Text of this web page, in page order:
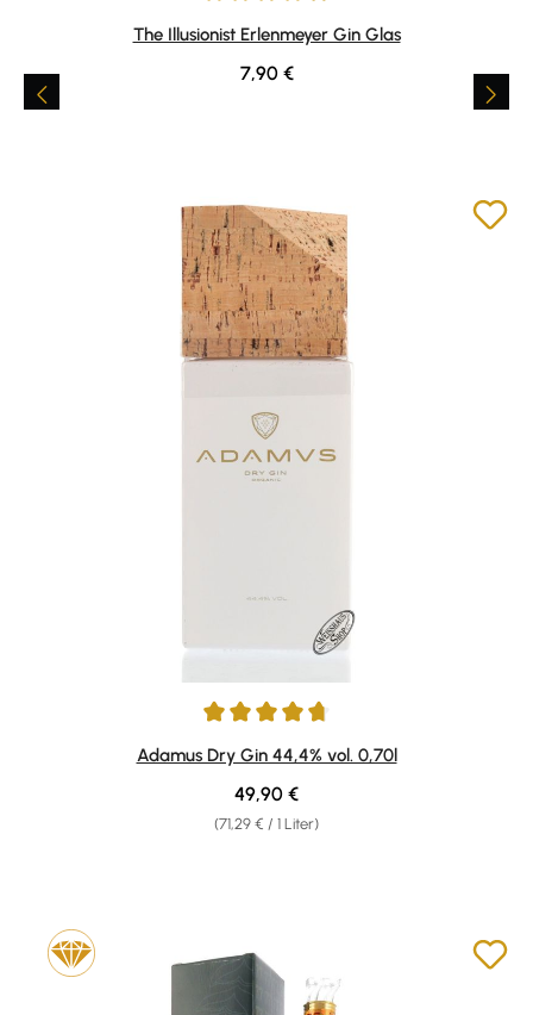
Durchschnittliche Bewertung von 4.89 von 5 Sternen
The Illusionist Erlenmeyer Gin Glas
Regulärer Preis:
7,90 €
Durchschnittliche Bewertung von 4.79 von 5 Sternen
Adamus Dry Gin 44,4% vol. 0,70l
(71,29 € / 1 Liter)
Regulärer Preis:
49,90 €